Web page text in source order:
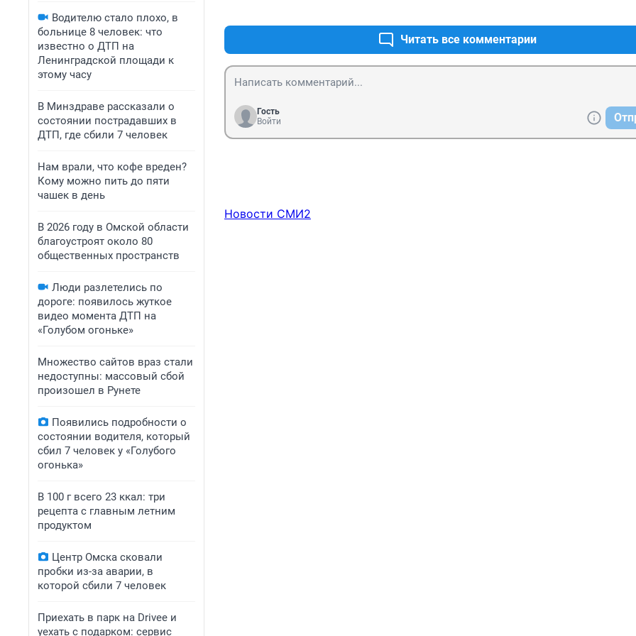
Водителю стало плохо, в
больнице 8 человек: что
известно о ДТП на
Ленинградской площади к
этому часу
В Минздраве рассказали о
состоянии пострадавших в
ДТП, где сбили 7 человек
Нам врали, что кофе вреден?
Кому можно пить до пяти
чашек в день
В 2026 году в Омской области
благоустроят около 80
общественных пространств
Люди разлетелись по
дороге: появилось жуткое
видео момента ДТП на
«Голубом огоньке»
Множество сайтов враз стали
недоступны: массовый сбой
произошел в Рунете
Появились подробности о
состоянии водителя, который
сбил 7 человек у «Голубого
огонька»
В 100 г всего 23 ккал: три
рецепта с главным летним
продуктом
Центр Омска сковали
пробки из-за аварии, в
которой сбили 7 человек
Приехать в парк на Drivee и
уехать с подарком: сервис
Читать все комментарии
Гость
Войти
Новости СМИ2